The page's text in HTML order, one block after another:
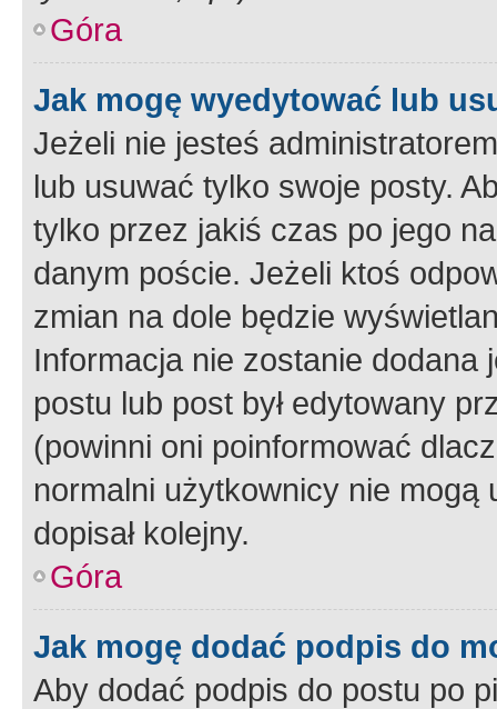
Góra
Jak mogę wyedytować lub
Jeżeli nie jesteś
lub usuwać tylko swoje posty.
tylko przez jakiś czas po jego
danym poście. Jeżeli ktoś
zmian na dole będzie
Informacja nie zostanie dodana
postu lub post był edytowany
(powinni oni poinformować
normalni użytkownicy nie
dopisał kolejny.
Góra
Jak mogę dodać podpis do
Aby dodać podpis do postu po